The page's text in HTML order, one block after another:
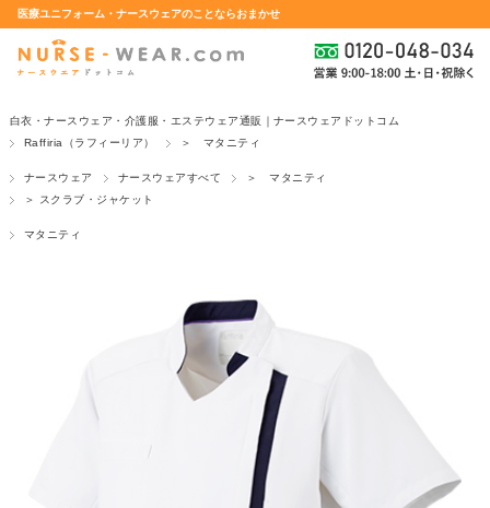
医療ユニフォーム・ナースウェアのことならおまかせ
白衣・ナースウェア・介護服・エステウェア通販｜ナースウェアドットコム
Raffiria（ラフィーリア）
＞ マタニティ
ナースウェア ナースウェアすべて
＞ マタニティ
＞ スクラブ・ジャケット
マタニティ